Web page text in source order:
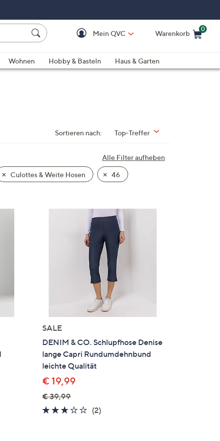
Mein QVC Warenkorb
0
Wohnen
Hobby & Basteln Haus & Garten
Sortieren nach: Top-Treffer
Alle Filter aufheben
Culottes & Weite Hosen 46
SALE
DENIM & CO. Schlupfhose Denise
lange Capri Rundumdehnbund
leichte Qualität
€ 19,99
€ 39,99
3.0
(2)